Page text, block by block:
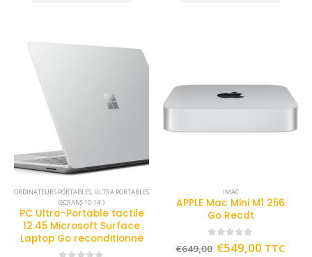
ORDINATEURS PORTABLES, ULTRA PORTABLES
(ECRANS 10-14")
PC Ultra-Portable tactile
12.45 Microsoft Surface
Laptop Go reconditionné
IMAC
APPLE Mac Mini M1 256
Go Recdt
out of 5
€649,00 €549,00 TTC